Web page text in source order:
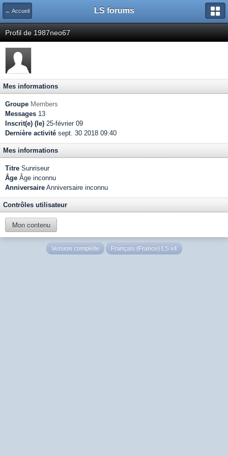
← Accueil LS forums
Profil de 1987neo67
Mes informations
Groupe Members
Messages 13
Inscrit(e) (le) 25-février 09
Dernière activité sept. 30 2018 09:40
Mes informations
Titre Sunriseur
Âge Âge inconnu
Anniversaire Anniversaire inconnu
Contrôles utilisateur
Mon contenu
Version complète Français (France) LS v4